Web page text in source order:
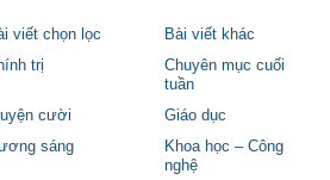
viết chọn lọc
Bài viết khác
trị
Chuyên mục cuối
tuần
cười
Giáo dục
sáng
Khoa học – Công
nghệ